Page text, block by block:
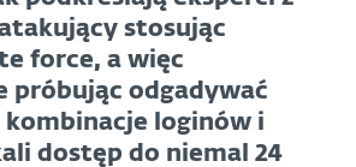
stosując
force, a więc
próbując odgadywać
kombinacje loginów i
dostęp do niemal 24